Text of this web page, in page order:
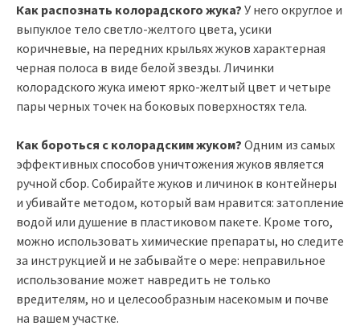
Как распознать колорадского жука? У него округлое и
выпуклое тело светло-желтого цвета, усики
коричневые, на передних крыльях жуков характерная
черная полоса в виде белой звезды. Личинки
колорадского жука имеют ярко-желтый цвет и четыре
пары черных точек на боковых поверхностях тела.
Как бороться с колорадским жуком? Одним из самых
эффективных способов уничтожения жуков является
ручной сбор. Собирайте жуков и личинок в контейнеры
и убивайте методом, который вам нравится: затопление
водой или душение в пластиковом пакете. Кроме того,
можно использовать химические препараты, но следите
за инструкцией и не забывайте о мере: неправильное
использование может навредить не только
вредителям, но и целесообразным насекомым и почве
на вашем участке.